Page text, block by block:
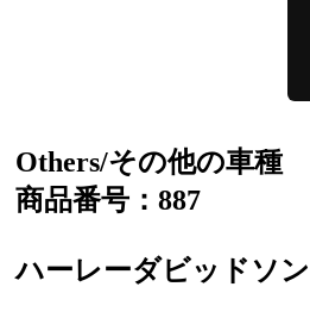
Others/その他の車種
商品番号：887
ハーレーダビッドソン